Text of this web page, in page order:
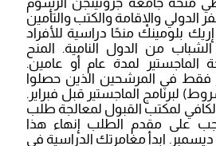
الدولي والإقامة والكتب والتأمين
بلومينك منحًا دراسية للأفراد
الشباب من الدول النامية. المنح
الماجستير لمدة عام أو عامين.
فقط في المرشحين الذين حصلوا
لبرنامج الماجستير قبل فبراير.
لمكتب القبول لمعالجة طلب
يجب على مقدم الطلب إنهاء هذا
الطلب الرئيسي قبل 1 ديسمبر. ابدأ مغامرتك الدراسية في